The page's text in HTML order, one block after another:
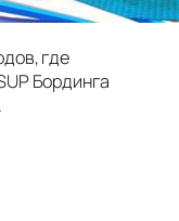
где
Бординга
.